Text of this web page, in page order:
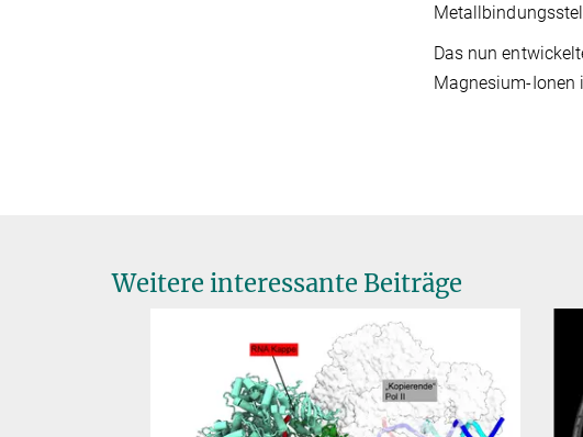
Das nun
Magnesium-Ionen
Weitere interessante Beiträge